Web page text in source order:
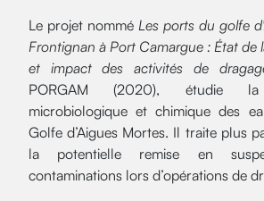
Le projet nommé Les ports du golfe
Frontignan à Port Camargue : État de
et impact des activités de
PORGAM (2020), étudie la
microbiologique et chimique des
Golfe d’Aigues Mortes. Il traite plus
la potentielle remise en
contaminations lors d’opérations de